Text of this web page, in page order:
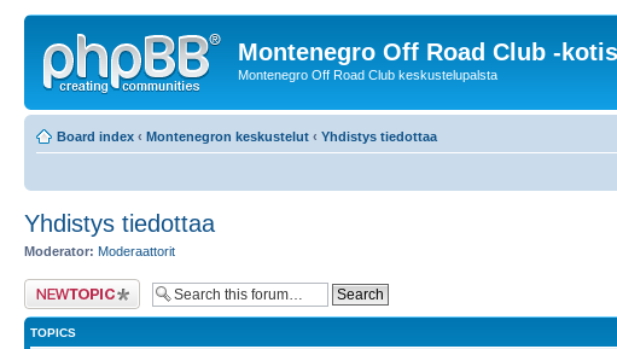
Montenegro Off Road Club -
Montenegro Off Road Club keskustelupalsta
Board index ‹ Montenegron keskustelut ‹ Yhdistys tiedottaa
Yhdistys tiedottaa
Moderator: Moderaattorit
Post a new topic
TOPICS